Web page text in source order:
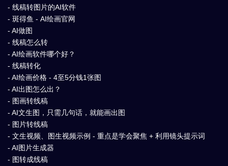
- 线稿转图片的AI软件
- 斑得鱼 - AI绘画官网
- AI做图
- 线稿怎么转
- AI绘画软件哪个好？
- 线稿转化
- AI绘画价格 - 4至5分钱1张图
- AI出图怎么出？
- 图画转线稿
- AI文生图，只需几句话，就能画出图
- 图片转线稿
- 文生视频、图生视频示例 - 重点是学会聚焦 + 利用镜头提示词
- AI图片生成器
- 图转成线稿